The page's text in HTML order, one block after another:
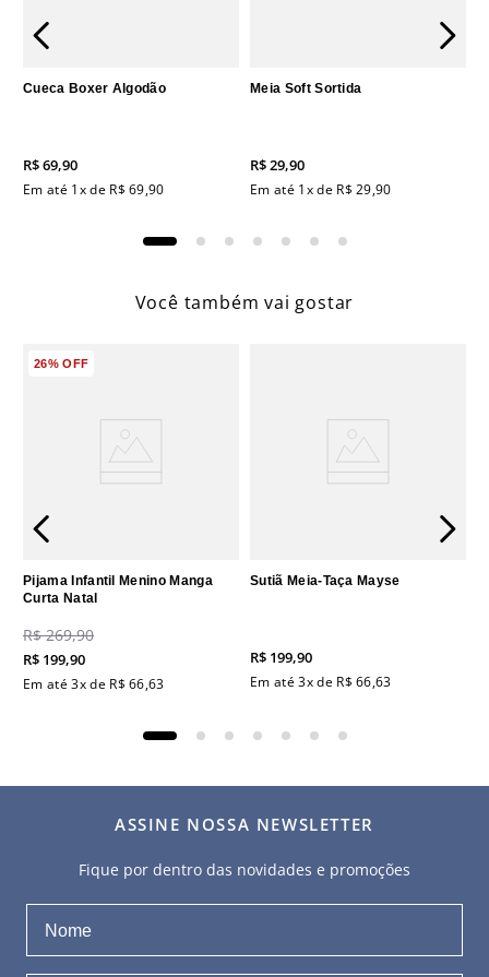
Cueca Boxer Algodão
R$69,90
Em até 1x de R$ 69,90
Meia Soft Sortida
R$29,90
Em até 1x de R$ 29,90
Você também vai gostar
26%OFF
Pijama Infantil Menino Manga
Curta Natal
R$ 269,90
R$ 199,90
Em até3x de R$ 66,63
Sutiã Meia-Taça Mayse
R$ 199,90
Em até3x de R$ 66,63
ASSINE NOSSA NEWSLETTER
Fique por dentro das novidades e promoções